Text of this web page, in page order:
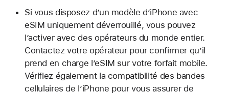
Si vous disposez d’un modèle d’iPhone avec
eSIM uniquement déverrouillé, vous pouvez
l’activer avec des opérateurs du monde entier.
Contactez votre opérateur pour confirmer qu’il
prend en charge l’eSIM sur votre forfait mobile.
Vérifiez également la compatibilité des bandes
cellulaires de l’iPhone pour vous assurer de